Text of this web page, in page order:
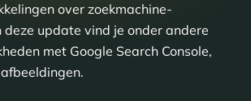
over zoekmachine-
update vind je onder andere
met Google Search Console,